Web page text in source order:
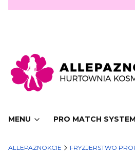
MENU PRO MATCH SYSTEM
ALLEPAZNOKCIE FRYZJERSTWO